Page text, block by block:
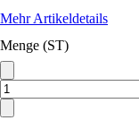
Mehr Artikeldetails
Menge (ST)